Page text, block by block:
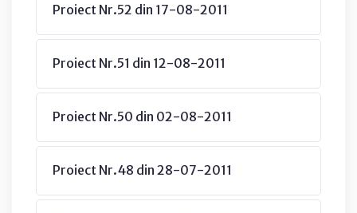
Proiect Nr.52 din 17-08-2011
Proiect Nr.51 din 12-08-2011
Proiect Nr.50 din 02-08-2011
Proiect Nr.48 din 28-07-2011